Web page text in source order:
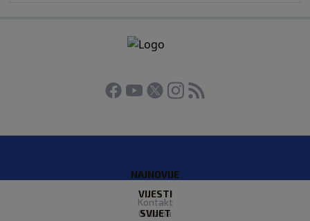
NAJNOVIJE
VIJESTI
SVIJET
Kontakt
O Nama